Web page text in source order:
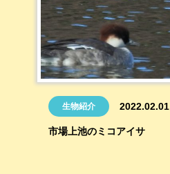
生物紹介 2022.02.01
市場上池のミコアイサ